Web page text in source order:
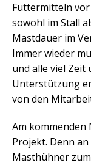
Futtermitteln
sowohl im Stall
Mastdauer im
Immer wieder
und alle viel Zeit
Unterstützung
von den
Am kommenden
Projekt. Denn
Masthühner